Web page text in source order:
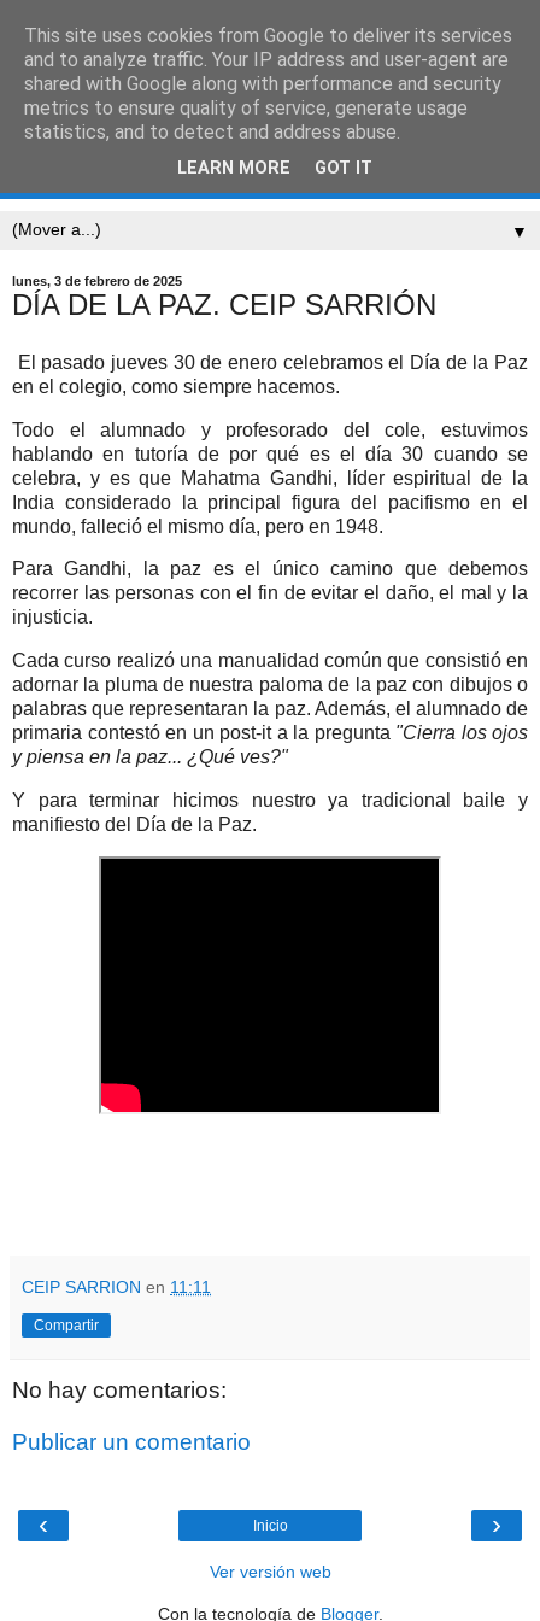
CEIP SARRIÓN
"Mucha gente pequeña, en lugares pequeños, haciendo
cosas pequeñas, puede cambiar el mundo." Eduardo
▼
lunes, 3 de febrero de 2025
DÍA DE LA PAZ. CEIP SARRIÓN
El pasado jueves 30 de enero celebramos el Día de la Paz
en el colegio, como siempre hacemos.
Todo el alumnado y profesorado del cole, estuvimos
hablando en tutoría de por qué es el día 30 cuando se
celebra, y es que Mahatma Gandhi, líder espiritual de la
India considerado la principal figura del pacifismo en el
mundo, falleció el mismo día, pero en 1948.
Para Gandhi, la paz es el único camino que debemos
recorrer las personas con el fin de evitar el daño, el mal y la
injusticia.
Cada curso realizó una manualidad común que consistió en
adornar la pluma de nuestra paloma de la paz con dibujos o
palabras que representaran la paz. Además, el alumnado de
primaria contestó en un post-it a la pregunta "Cierra los ojos
y piensa en la paz... ¿Qué ves?"
Y para terminar hicimos nuestro ya tradicional baile y
manifiesto del Día de la Paz.
CEIP SARRION en 11:11
Compartir
No hay comentarios:
Publicar un comentario
‹ ›
Inicio
Ver versión web
Con la tecnología de Blogger.
This site uses cookies from Google to deliver its services
and to analyze traffic. Your IP address and user-agent are
shared with Google along with performance and security
metrics to ensure quality of service, generate usage
statistics, and to detect and address abuse.
LEARN MORE GOT IT